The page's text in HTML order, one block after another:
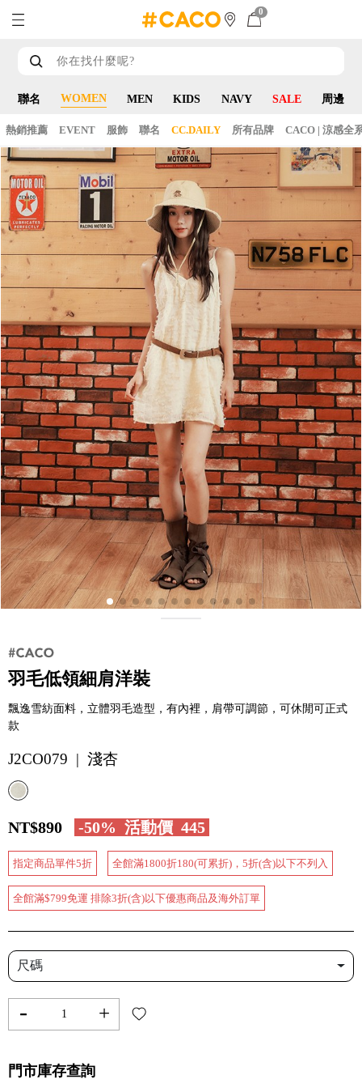
0
聯名 WOMEN MEN KIDS NAVY SALE 周邊
熱銷推薦 EVENT 服飾 聯名 CC.DAILY 所有品牌 CACO | 涼感全
羽毛低領細肩洋裝
飄逸雪紡面料，立體羽毛造型，有內裡，肩帶可調節，可休閒可正式
款
J2CO079 | 淺杏
NT$890 -50% 活動價 445
指定商品單件5折 全館滿1800折180(可累折)，5折(含)以下不列入
全館滿$799免運 排除3折(含)以下優惠商品及海外訂單
尺碼
- +
門市庫存查詢